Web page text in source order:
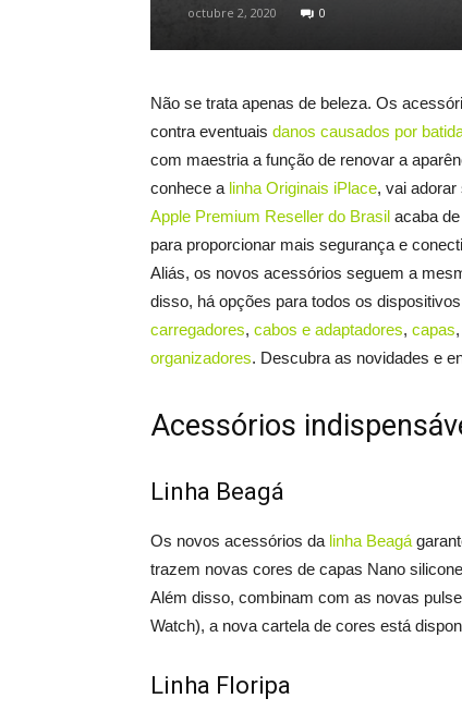
octubre 2, 2020 0
Não se trata apenas de beleza. Os
contra eventuais danos causados por
com maestria a função de renovar a
conhece a linha Originais iPlace, vai adorar
Apple Premium Reseller do Brasil acaba
para proporcionar mais segurança e
Aliás, os novos acessórios seguem a
disso, há opções para todos os
carregadores, cabos e adaptadores, capas,
organizadores. Descubra as novidades e
Acessórios
Linha Beagá
Os novos acessórios da linha Beagá
trazem novas cores de capas Nano
Além disso, combinam com as novas
Watch), a nova cartela de cores está
Linha Floripa